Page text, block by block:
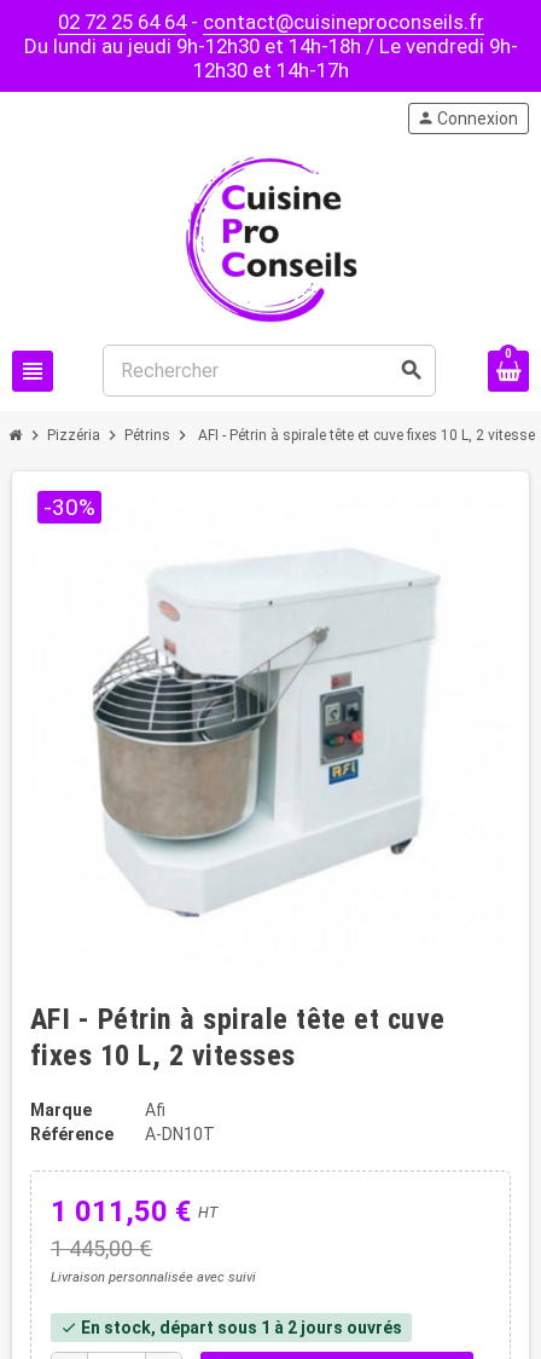
02 72 25 64 64- contact@cuisineproconseils.fr
Du lundi au jeudi 9h-12h30 et 14h-18h / Le vendredi 9h-
12h30 et 14h-17h
view_headline search
person Connexion
0
chevron_right Pizzéria chevron_right Pétrins chevron_right AFI - Pétrin à spirale tête et cuve fixes 10 L, 2
-30%
AFI - Pétrin à spirale tête et cuve
fixes 10 L, 2 vitesses
Marque
Afi
Référence
A-DN10T
1 011,50 € HT
1 445,00 €
Livraison personnalisée avec suivi
check En stock, départ sous 1 à 2 jours ouvrés